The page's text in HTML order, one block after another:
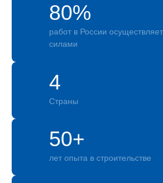
50+
лет опыта в строительстве
80%
работ в России
силами
4
Страны